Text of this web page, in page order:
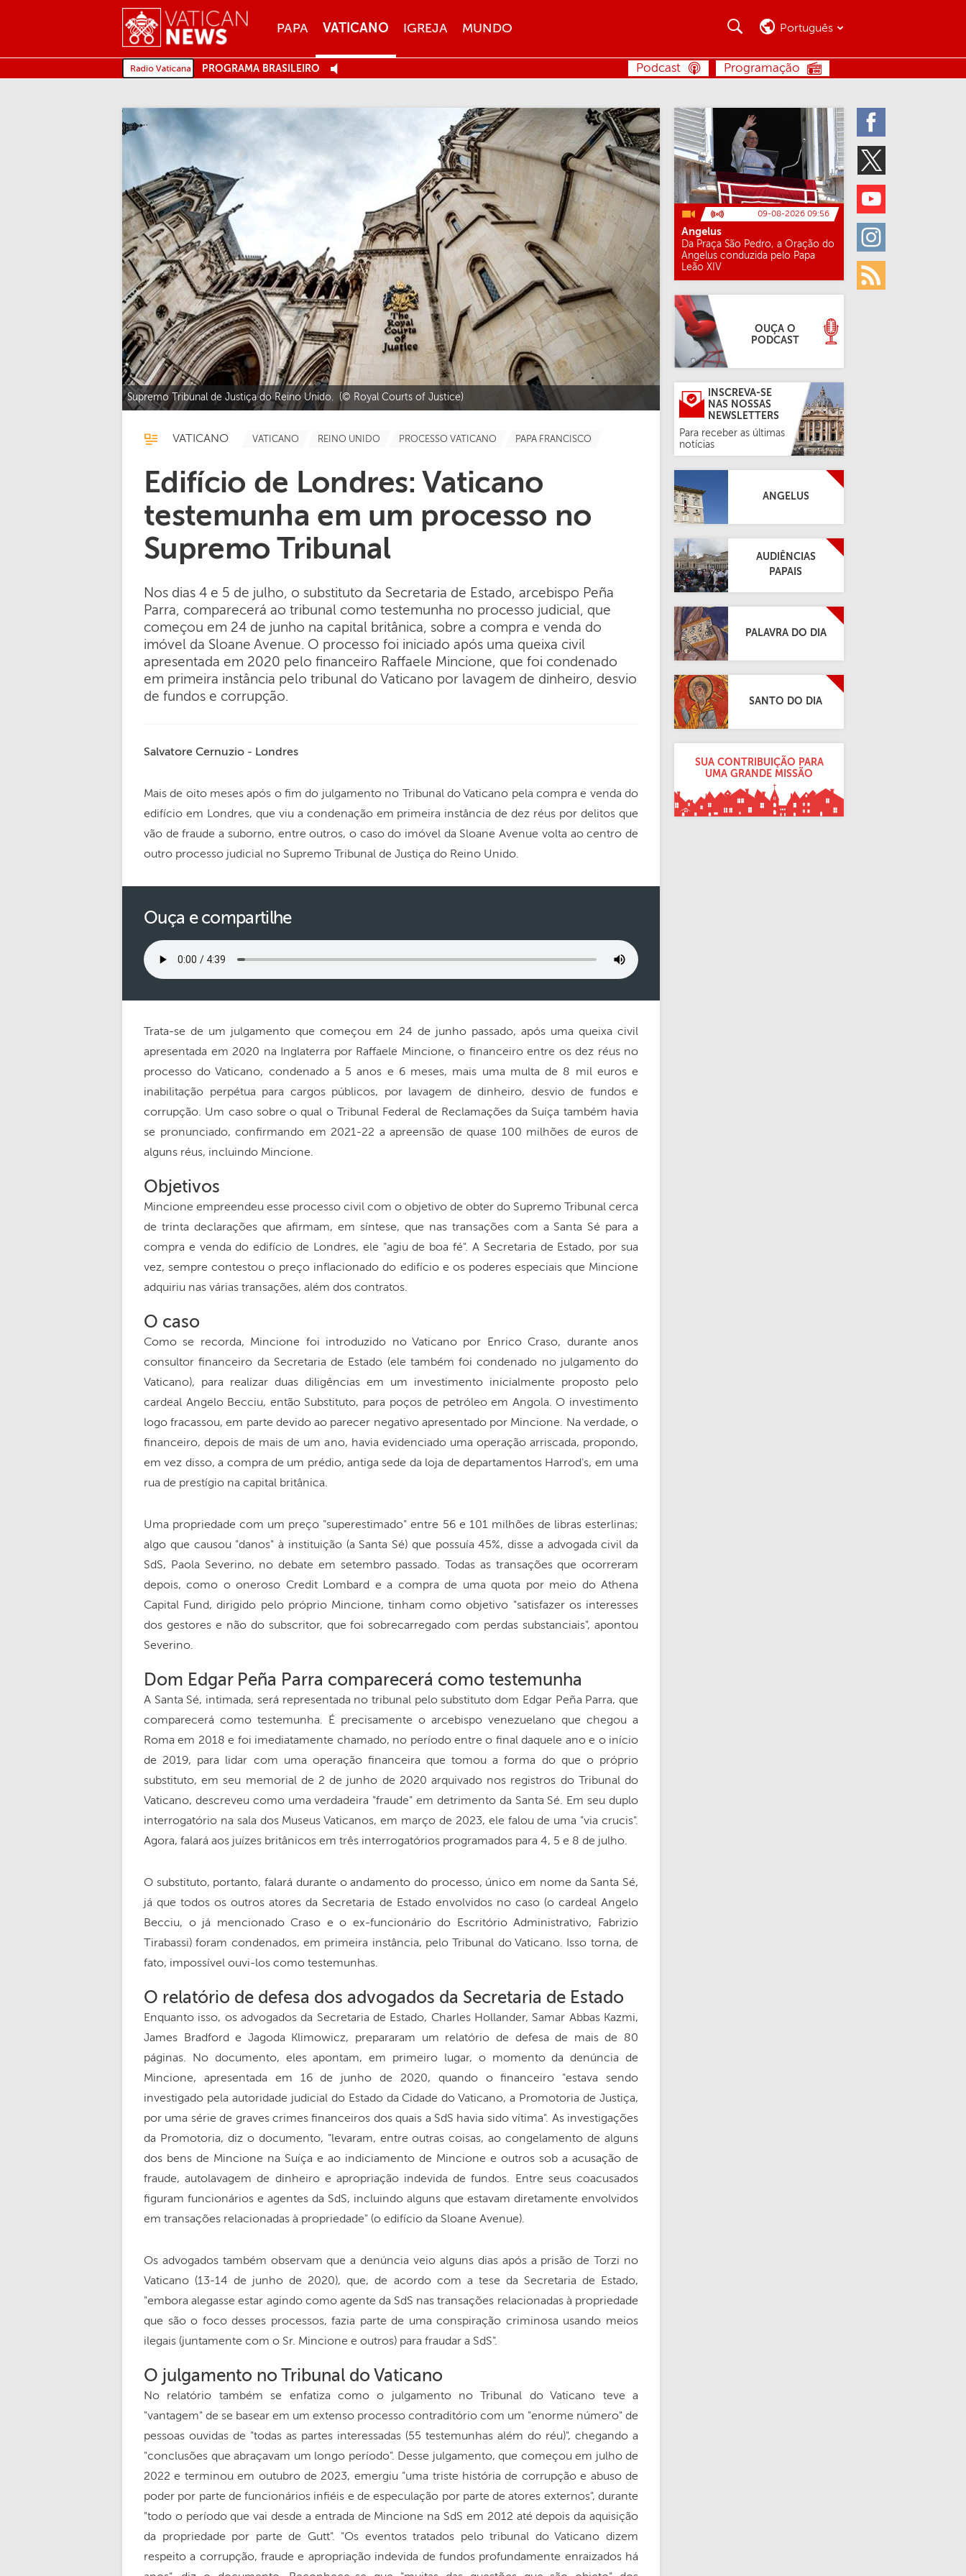
MENU
PAPA VATICANO IGREJA MUNDO
Twitter
Youtube
Instagram
Rss
BUSCA Português
PROGRAMA BRASILEIRO Programação
Podcast
Supremo Tribunal de Justiça do Reino Unido. (© Royal Courts of Justice)
VATICANO VATICANO REINO UNIDO PROCESSO VATICANO PAPA FRANCISCO
Edifício de Londres: Vaticano
testemunha em um processo no
Supremo Tribunal
Nos dias 4 e 5 de julho, o substituto da Secretaria de Estado, arcebispo Peña
Parra, comparecerá ao tribunal como testemunha no processo judicial, que
começou em 24 de junho na capital britânica, sobre a compra e venda do
imóvel da Sloane Avenue. O processo foi iniciado após uma queixa civil
apresentada em 2020 pelo financeiro Raffaele Mincione, que foi condenado
em primeira instância pelo tribunal do Vaticano por lavagem de dinheiro, desvio
de fundos e corrupção.
Salvatore Cernuzio - Londres
Mais de oito meses após o fim do julgamento no Tribunal do Vaticano pela compra e venda do
edifício em Londres, que viu a condenação em primeira instância de dez réus por delitos que
vão de fraude a suborno, entre outros, o caso do imóvel da Sloane Avenue volta ao centro de
outro processo judicial no Supremo Tribunal de Justiça do Reino Unido.
Ouça e compartilhe
Trata-se de um julgamento que começou em 24 de junho passado, após uma queixa civil
apresentada em 2020 na Inglaterra por Raffaele Mincione, o financeiro entre os dez réus no
processo do Vaticano, condenado a 5 anos e 6 meses, mais uma multa de 8 mil euros e
inabilitação perpétua para cargos públicos, por lavagem de dinheiro, desvio de fundos e
corrupção. Um caso sobre o qual o Tribunal Federal de Reclamações da Suíça também havia
se pronunciado, confirmando em 2021-22 a apreensão de quase 100 milhões de euros de
alguns réus, incluindo Mincione.
Objetivos
Mincione empreendeu esse processo civil com o objetivo de obter do Supremo Tribunal cerca
de trinta declarações que afirmam, em síntese, que nas transações com a Santa Sé para a
compra e venda do edifício de Londres, ele "agiu de boa fé". A Secretaria de Estado, por sua
vez, sempre contestou o preço inflacionado do edifício e os poderes especiais que Mincione
adquiriu nas várias transações, além dos contratos.
O caso
Como se recorda, Mincione foi introduzido no Vaticano por Enrico Craso, durante anos
consultor financeiro da Secretaria de Estado (ele também foi condenado no julgamento do
Vaticano), para realizar duas diligências em um investimento inicialmente proposto pelo
cardeal Angelo Becciu, então Substituto, para poços de petróleo em Angola. O investimento
logo fracassou, em parte devido ao parecer negativo apresentado por Mincione. Na verdade, o
financeiro, depois de mais de um ano, havia evidenciado uma operação arriscada, propondo,
em vez disso, a compra de um prédio, antiga sede da loja de departamentos Harrod's, em uma
rua de prestígio na capital britânica.
Uma propriedade com um preço "superestimado" entre 56 e 101 milhões de libras esterlinas;
algo que causou "danos" à instituição (a Santa Sé) que possuía 45%, disse a advogada civil da
SdS, Paola Severino, no debate em setembro passado. Todas as transações que ocorreram
depois, como o oneroso Credit Lombard e a compra de uma quota por meio do Athena
Capital Fund, dirigido pelo próprio Mincione, tinham como objetivo "satisfazer os interesses
dos gestores e não do subscritor, que foi sobrecarregado com perdas substanciais", apontou
Severino.
Dom Edgar Peña Parra comparecerá como testemunha
A Santa Sé, intimada, será representada no tribunal pelo substituto dom Edgar Peña Parra, que
comparecerá como testemunha. É precisamente o arcebispo venezuelano que chegou a
Roma em 2018 e foi imediatamente chamado, no período entre o final daquele ano e o início
de 2019, para lidar com uma operação financeira que tomou a forma do que o próprio
substituto, em seu memorial de 2 de junho de 2020 arquivado nos registros do Tribunal do
Vaticano, descreveu como uma verdadeira "fraude" em detrimento da Santa Sé. Em seu duplo
interrogatório na sala dos Museus Vaticanos, em março de 2023, ele falou de uma "via crucis".
Agora, falará aos juízes britânicos em três interrogatórios programados para 4, 5 e 8 de julho.
O substituto, portanto, falará durante o andamento do processo, único em nome da Santa Sé,
já que todos os outros atores da Secretaria de Estado envolvidos no caso (o cardeal Angelo
Becciu, o já mencionado Craso e o ex-funcionário do Escritório Administrativo, Fabrizio
Tirabassi) foram condenados, em primeira instância, pelo Tribunal do Vaticano. Isso torna, de
fato, impossível ouvi-los como testemunhas.
O relatório de defesa dos advogados da Secretaria de Estado
Enquanto isso, os advogados da Secretaria de Estado, Charles Hollander, Samar Abbas Kazmi,
James Bradford e Jagoda Klimowicz, prepararam um relatório de defesa de mais de 80
páginas. No documento, eles apontam, em primeiro lugar, o momento da denúncia de
Mincione, apresentada em 16 de junho de 2020, quando o financeiro "estava sendo
investigado pela autoridade judicial do Estado da Cidade do Vaticano, a Promotoria de Justiça,
por uma série de graves crimes financeiros dos quais a SdS havia sido vítima". As investigações
da Promotoria, diz o documento, "levaram, entre outras coisas, ao congelamento de alguns
dos bens de Mincione na Suíça e ao indiciamento de Mincione e outros sob a acusação de
fraude, autolavagem de dinheiro e apropriação indevida de fundos. Entre seus coacusados
figuram funcionários e agentes da SdS, incluindo alguns que estavam diretamente envolvidos
em transações relacionadas à propriedade" (o edifício da Sloane Avenue).
Os advogados também observam que a denúncia veio alguns dias após a prisão de Torzi no
Vaticano (13-14 de junho de 2020), que, de acordo com a tese da Secretaria de Estado,
"embora alegasse estar agindo como agente da SdS nas transações relacionadas à propriedade
que são o foco desses processos, fazia parte de uma conspiração criminosa usando meios
ilegais (juntamente com o Sr. Mincione e outros) para fraudar a SdS".
O julgamento no Tribunal do Vaticano
No relatório também se enfatiza como o julgamento no Tribunal do Vaticano teve a
"vantagem" de se basear em um extenso processo contraditório com um "enorme número" de
pessoas ouvidas de "todas as partes interessadas (55 testemunhas além do réu)", chegando a
"conclusões que abraçavam um longo período". Desse julgamento, que começou em julho de
2022 e terminou em outubro de 2023, emergiu "uma triste história de corrupção e abuso de
poder por parte de funcionários infiéis e de especulação por parte de atores externos", durante
"todo o período que vai desde a entrada de Mincione na SdS em 2012 até depois da aquisição
da propriedade por parte de Gutt". "Os eventos tratados pelo tribunal do Vaticano dizem
respeito a corrupção, fraude e apropriação indevida de fundos profundamente enraizados há
09-08-2026 09:56
Angelus
Da Praça São Pedro, a Oração do
Angelus conduzida pelo Papa
Leão XIV
OUÇA O
PODCAST
INSCREVA-SE
NAS NOSSAS
NEWSLETTERS
Para receber as últimas
notícias
ANGELUS
AUDIÊNCIAS
PAPAIS
PALAVRA DO DIA
SANTO DO DIA
SUA CONTRIBUIÇÃO PARA
UMA GRANDE MISSÃO